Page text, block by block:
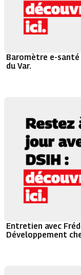
Baromètre e-santé
du Var.
Entretien avec
Développement